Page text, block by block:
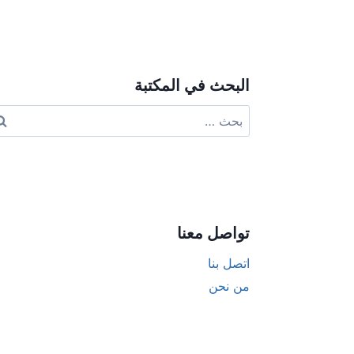
البحث في المكتبة
عن:
تواصل معنا
اتصل بنا
من نحن